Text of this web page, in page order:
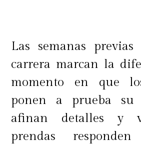
Las semanas
carrera marcan la
momento en que
ponen a prueba su
afinan detalles y
prendas